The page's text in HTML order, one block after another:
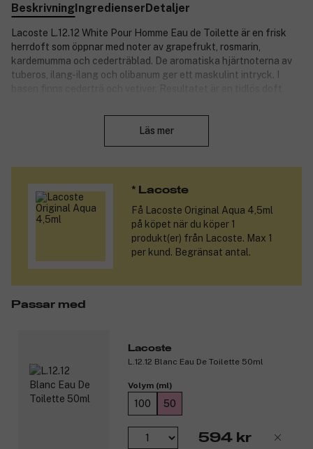
BeskrivningIngredienserDetaljer
Lacoste L.12.12 White Pour Homme Eau de Toilette är en frisk
herrdoft som öppnar med noter av grapefrukt, rosmarin,
kardemumma och cederträblad. De aromatiska hjärtnoterna av
tuberos, ilang-ilang och olibanum ger ett maskulint intryck. I
Läs mer
* Lacoste
Få
Lacoste Original Aqua 4,5ml
på köpet när du köper 1
produkt(er) från Lacoste. Max 1
per kund. Begränsat antal.
Passar med
Lacoste
L.12.12 Blanc Eau De Toilette 50ml
Volym (ml)
100 50
594 kr